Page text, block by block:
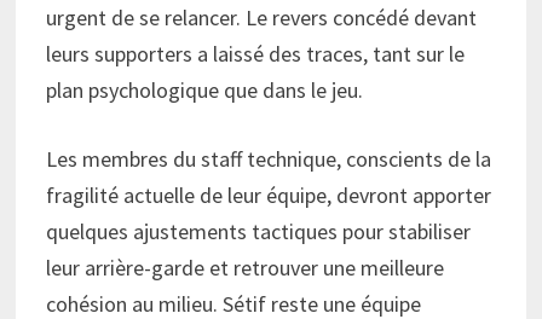
urgent de se relancer. Le revers concédé devant
leurs supporters a laissé des traces, tant sur le
plan psychologique que dans le jeu.
Les membres du staff technique, conscients de la
fragilité actuelle de leur équipe, devront apporter
quelques ajustements tactiques pour stabiliser
leur arrière-garde et retrouver une meilleure
cohésion au milieu. Sétif reste une équipe